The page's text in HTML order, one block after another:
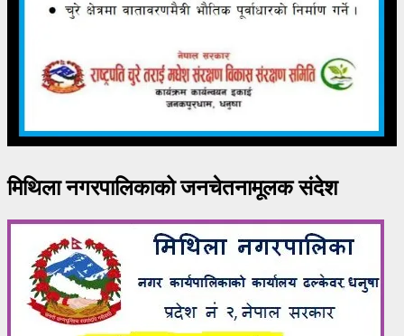
मिथिला नगरपालिकाको जनचेतनामूलक संदेश